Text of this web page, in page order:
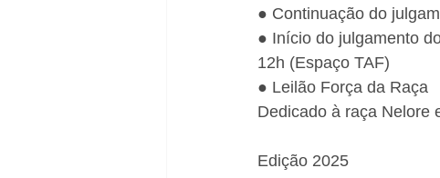
● Continuação do
● Início do julgamento
12h (Espaço TAF)
● Leilão Força da Raça
Dedicado à raça Nelore
Edição 2025